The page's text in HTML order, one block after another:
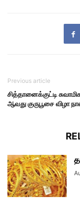
Previous article
சித்தானைக்குட்டி
ஆவது குருபூசை விழா